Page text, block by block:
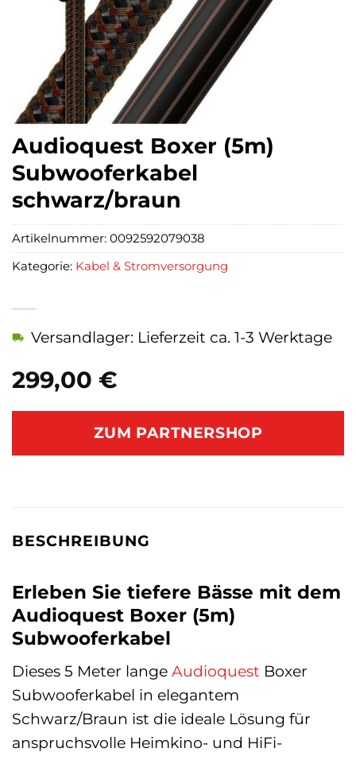
Audioquest Boxer (5m)
Subwooferkabel
schwarz/braun
299,00 €
Versandlager: Lieferzeit ca. 1-3 Werktage
ZUM PARTNERSHOP
Artikelnummer: 0092592079038
Kategorie: Kabel & Stromversorgung
BESCHREIBUNG
Erleben Sie tiefere Bässe mit dem
Audioquest Boxer (5m)
Subwooferkabel
Dieses 5 Meter lange Audioquest Boxer
Subwooferkabel in elegantem
Schwarz/Braun ist die ideale Lösung für
anspruchsvolle Heimkino- und HiFi-